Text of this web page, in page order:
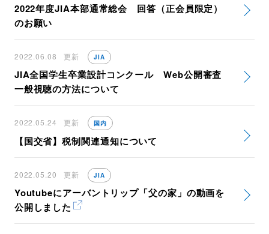
2022年度JIA本部通常総会 回答（正会員限定）
のお願い
2022.06.08 更新 JIA
JIA全国学生卒業設計コンクール Web公開審査
一般視聴の方法について
2022.05.24 更新 国内
【国交省】税制関連通知について
2022.05.20 更新 JIA
Youtubeにアーバントリップ「父の家」の動画を
公開しました